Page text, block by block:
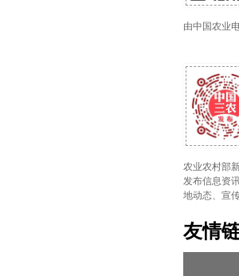
由中国农业
农业农村部
发布信息资
地动态、宣
友情